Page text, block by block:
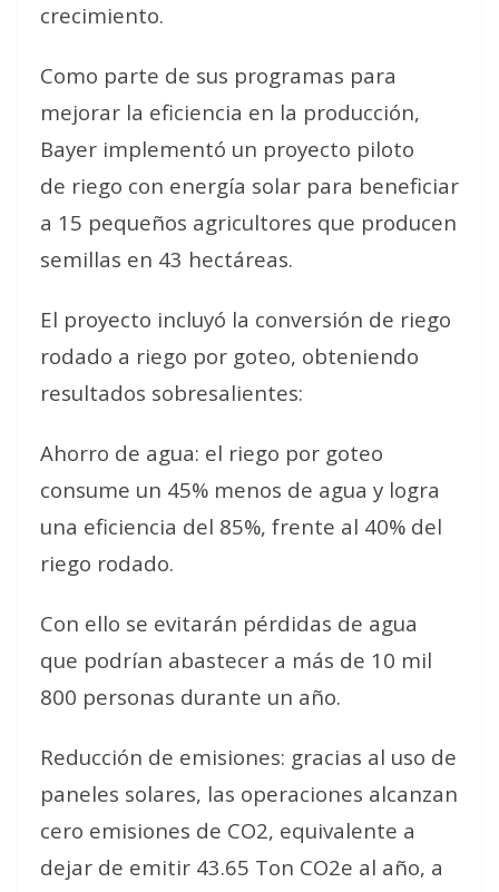
crecimiento.
Como parte de sus programas para
mejorar la eficiencia en la producción,
Bayer implementó un proyecto piloto
de riego con energía solar para beneficiar
a 15 pequeños agricultores que producen
semillas en 43 hectáreas.
El proyecto incluyó la conversión de riego
rodado a riego por goteo, obteniendo
resultados sobresalientes:
Ahorro de agua: el riego por goteo
consume un 45% menos de agua y logra
una eficiencia del 85%, frente al 40% del
riego rodado.
Con ello se evitarán pérdidas de agua
que podrían abastecer a más de 10 mil
800 personas durante un año.
Reducción de emisiones: gracias al uso de
paneles solares, las operaciones alcanzan
cero emisiones de CO2, equivalente a
dejar de emitir 43.65 Ton CO2e al año, a